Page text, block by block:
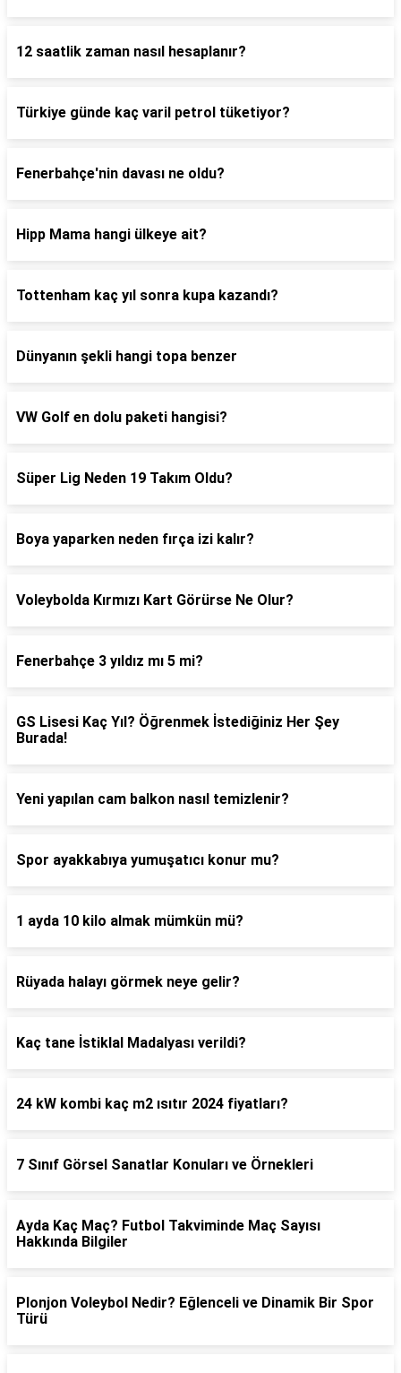
12 saatlik zaman nasıl hesaplanır?
Türkiye günde kaç varil petrol tüketiyor?
Fenerbahçe'nin davası ne oldu?
Hipp Mama hangi ülkeye ait?
Tottenham kaç yıl sonra kupa kazandı?
Dünyanın şekli hangi topa benzer
VW Golf en dolu paketi hangisi?
Süper Lig Neden 19 Takım Oldu?
Boya yaparken neden fırça izi kalır?
Voleybolda Kırmızı Kart Görürse Ne Olur?
Fenerbahçe 3 yıldız mı 5 mi?
GS Lisesi Kaç Yıl? Öğrenmek İstediğiniz Her Şey
Burada!
Yeni yapılan cam balkon nasıl temizlenir?
Spor ayakkabıya yumuşatıcı konur mu?
1 ayda 10 kilo almak mümkün mü?
Rüyada halayı görmek neye gelir?
Kaç tane İstiklal Madalyası verildi?
24 kW kombi kaç m2 ısıtır 2024 fiyatları?
7 Sınıf Görsel Sanatlar Konuları ve Örnekleri
Ayda Kaç Maç? Futbol Takviminde Maç Sayısı
Hakkında Bilgiler
Plonjon Voleybol Nedir? Eğlenceli ve Dinamik Bir Spor
Türü